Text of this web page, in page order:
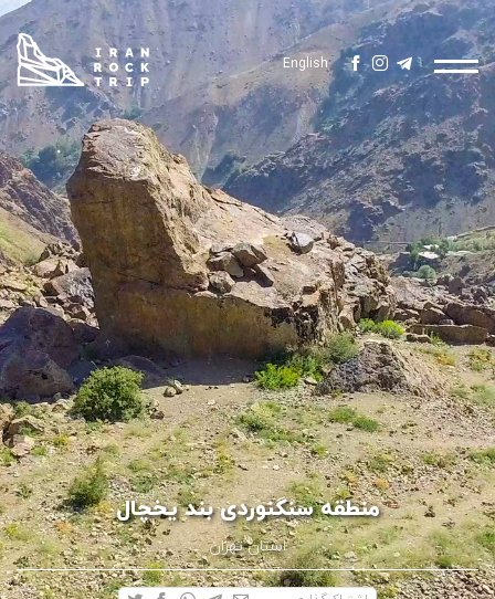
English
منطقه سنگنوردی بند یخچال
استان تهران